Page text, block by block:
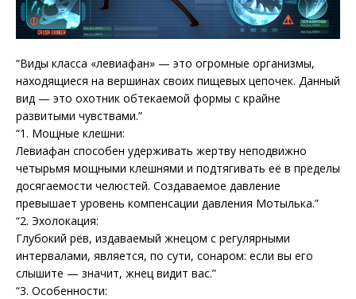
“Виды класса «левиафан» — это огромные организмы,
находящиеся на вершинах своих пищевых цепочек. Данный
вид — это охотник обтекаемой формы с крайне
развитыми чувствами.”
“1. Мощные клешни:
Левиафан способен удерживать жертву неподвижно
четырьмя мощными клешнями и подтягивать её в пределы
досягаемости челюстей. Создаваемое давление
превышает уровень компенсации давления Мотылька.”
“2. Эхолокация:
Глубокий рёв, издаваемый жнецом с регулярными
интервалами, является, по сути, сонаром: если вы его
слышите — значит, жнец видит вас.”
“3. Особенности: